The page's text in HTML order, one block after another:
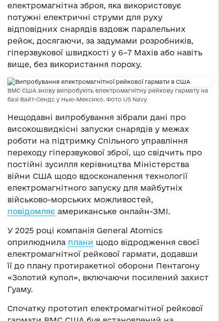
електромагнітна зброя, яка використовує
потужні електричні струми для руху
відповідних снарядів вздовж паралельних
рейок, досягаючи, за задумами розробників,
гіперзвукової швидкості у 6–7 Махів або навіть
вище, без використання пороху.
ВМС США знову випробують електромагнітну рейкову гармату на
базі Вайт-Сендс у Нью-Мексико. Фото US Navy
Нещодавні випробування зібрали дані про
високошвидкісні запуски снарядів у межах
роботи на підтримку Спільного управління
переходу гіперзвукової зброї, що свідчить про
постійні зусилля керівництва Міністерства
війни США щодо вдосконалення технології
електромагнітного запуску для майбутніх
військово-морських можливостей,
повідомляє американське онлайн-ЗМІ.
У 2025 році компанія General Atomics
оприлюднила плани щодо відродження своєї
електромагнітної рейкової гармати, додавши
її до плану протиракетної оборони Пентагону
«Золотий купол», включаючи посилений захист
Гуаму.
Спочатку прототип електромагнітної рейкової